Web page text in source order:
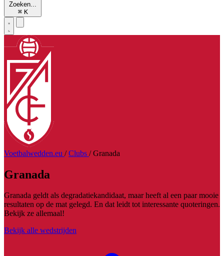
Zoeken...
⌘ K
Voetbalwedden.eu / Clubs / Granada
Granada
Granada geldt als degradatiekandidaat, maar heeft al een paar mooie
resultaten op de mat gelegd. En dat leidt tot interessante quoteringen.
Bekijk ze allemaal!
Bekijk alle wedstrijden